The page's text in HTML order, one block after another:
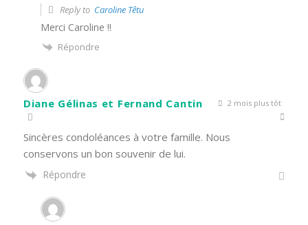
Reply to Caroline Têtu
Merci Caroline !!
Répondre
Diane Gélinas et Fernand Cantin 2 mois plus tôt
Sincères condoléances à votre famille. Nous
conservons un bon souvenir de lui.
Répondre